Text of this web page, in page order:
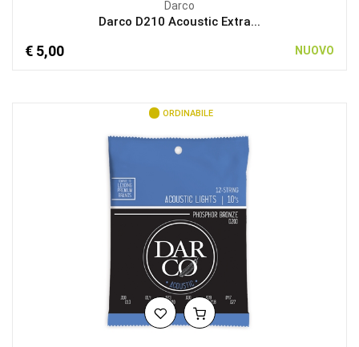
Darco
Darco D210 Acoustic Extra...
€ 5,00 NUOVO
ORDINABILE